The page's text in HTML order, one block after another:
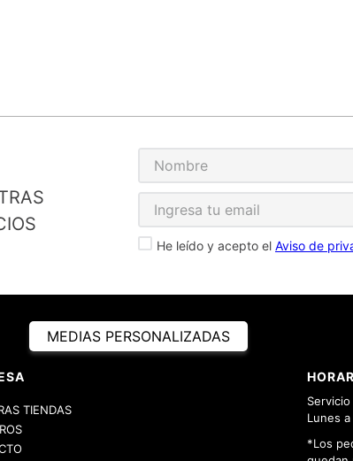
He leído y acepto el Aviso de
MEDIAS PERSONALIZADAS
TIENDAS
Lunes
*Los